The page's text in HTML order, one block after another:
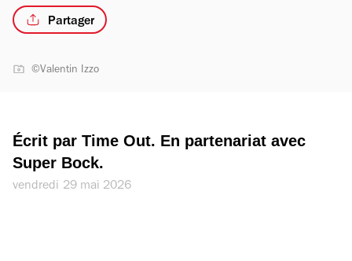
Partager
©Valentin Izzo
Écrit par Time Out. En partenariat avec
Super Bock.
vendredi 29 mai 2026